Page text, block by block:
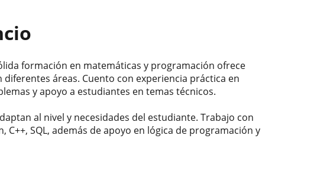
formación en matemáticas y programación ofrece
áreas. Cuento con experiencia práctica en
y apoyo a estudiantes en temas técnicos.
al nivel y necesidades del estudiante. Trabajo con
C++, SQL, además de apoyo en lógica de programación y